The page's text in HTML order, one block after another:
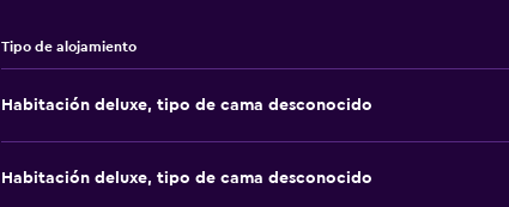
Tipo de alojamiento
Habitación deluxe, tipo de cama desconocido
Habitación deluxe, tipo de cama desconocido